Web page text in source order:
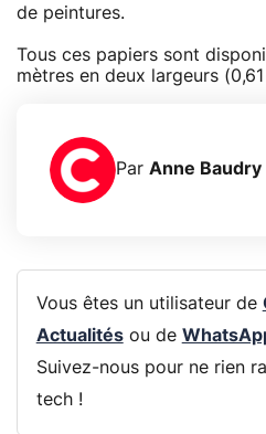
de peintures.
Tous ces papiers sont
mètres en deux largeurs (0,61
Par Anne Baudry
Vous êtes un utilisateur de
Actualitésou de
Suivez-nous pour ne rien
tech !